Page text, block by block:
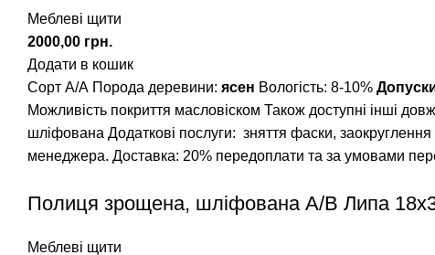
Меблеві щити
грн.
Додати в кошик
Сорт А/А Порода деревини: ясен Вологість: 8-10%
Можливість покриття масловіском Також доступні інші
шліфована Додаткові послуги: зняття фаски,
менеджера. Доставка: 20% передоплати та за умовами
Полиця зрощена, шліфована А/В Липа
Меблеві щити